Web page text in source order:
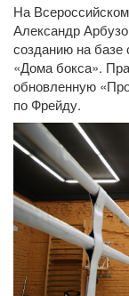
На
Александр
созданию на базе
«Дома бокса».
обновленную
по Фрейду.